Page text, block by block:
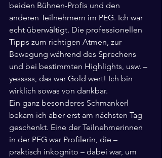
beiden Bühnen-Profis und den
anderen Teilnehmern im PEG. Ich war
echt überwältigt. Die professionellen
Tipps zum richtigen Atmen, zur
Bewegung während des Sprechens
und bei bestimmten Highlights, usw. –
yesssss, das war Gold wert! Ich bin
wirklich sowas von dankbar.
Ein ganz besonderes Schmankerl
bekam ich aber erst am nächsten Tag
geschenkt. Eine der Teilnehmerinnen
in der PEG war Profilerin, die –
praktisch inkognito – dabei war, um